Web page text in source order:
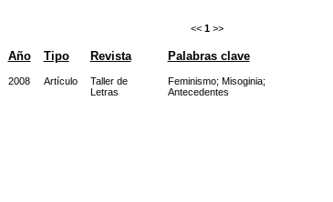
<< 1 >>
Año Tipo Revista Palabras clave
2008 Artículo
Taller de
Letras
Feminismo; Misoginia;
Antecedentes